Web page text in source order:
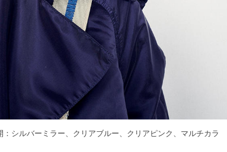
：シルバーミラー、クリアブルー、クリアピンク、マルチカラ